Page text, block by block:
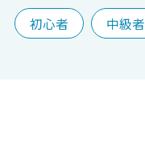
初心者 中級者